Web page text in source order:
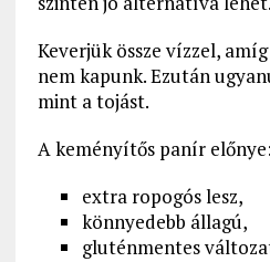
Keverjük össze vízzel,
nem kapunk. Ezután
mint a tojást.
A keményítős panír előnye:
extra ropogós lesz,
könnyedebb állagú,
gluténmentes